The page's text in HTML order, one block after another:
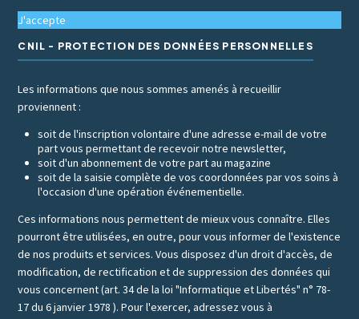
J'accepte
CNIL - PROTECTION DES DONNÉES PERSONNELLES
Les informations que nous sommes amenés à recueillir
proviennent :
soit de l'inscription volontaire d'une adresse e-mail de votre
part vous permettant de recevoir notre newsletter,
soit d'un abonnement de votre part au magazine
soit de la saisie complète de vos coordonnées par vos soins à
l'occasion d'une opération événementielle.
Ces informations nous permettent de mieux vous connaître. Elles
pourront être utilisées, en outre, pour vous informer de l'existence
de nos produits et services. Vous disposez d'un droit d'accès, de
modification, de rectification et de suppression des données qui
vous concernent (art. 34 de la loi "Informatique et Libertés" n° 78-
17 du 6 janvier 1978 ). Pour l'exercer, adressez vous à